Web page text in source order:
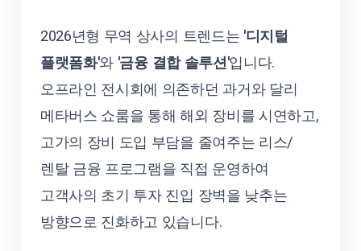
2026년형 무역 상사의 트렌드는 '디지털
플랫폼화'와 '금융 결합 솔루션'입니다.
오프라인 전시회에 의존하던 과거와 달리
메타버스 쇼룸을 통해 해외 장비를 시연하고,
고가의 장비 도입 부담을 줄여주는 리스/
렌탈 금융 프로그램을 직접 운영하여
고객사의 초기 투자 진입 장벽을 낮추는
방향으로 진화하고 있습니다.